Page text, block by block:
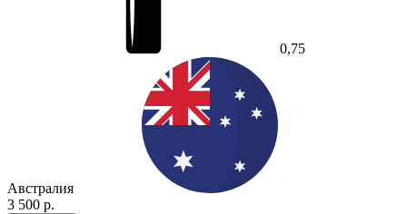
0,75
Австралия
3 500 р.